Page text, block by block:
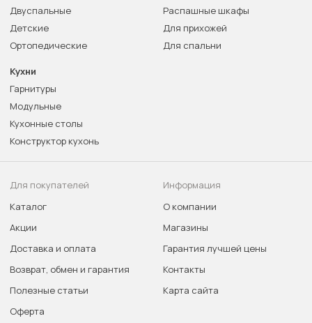
Двуспальные
Детские
Ортопедические
Распашные шкафы
Для прихожей
Для спальни
Кухни
Гарнитуры
Модульные
Кухонные столы
Конструктор кухонь
Для покупателей
Каталог
Акции
Доставка и оплата
Возврат, обмен и гарантия
Полезные статьи
Оферта
Информация
О компании
Магазины
Гарантия лучшей цены
Контакты
Карта сайта